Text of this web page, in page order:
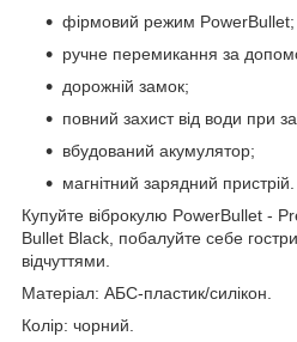
фірмовий режим PowerBullet;
ручне перемикання за
дорожній замок;
повний захист від води при
вбудований акумулятор;
магнітний зарядний пристрій.
Купуйте віброкулю PowerBullet -
Bullet Black, побалуйте себе
відчуттями.
Матеріал: АБС-пластик/силікон.
Колір: чорний.